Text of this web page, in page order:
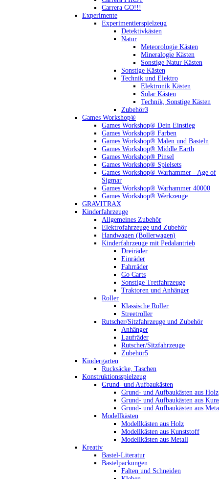
Carrera GO!!!
Experimente
Experimentierspielzeug
Detektivkästen
Natur
Meteorologie Kästen
Mineralogie Kästen
Sonstige Natur Kästen
Sonstige Kästen
Technik und Elektro
Elektronik Kästen
Solar Kästen
Technik, Sonstige Kästen
Zubehör3
Games Workshop®
Games Workshop® Dein Einstieg
Games Workshop® Farben
Games Workshop® Malen und Basteln
Games Workshop® Middle Earth
Games Workshop® Pinsel
Games Workshop® Spielsets
Games Workshop® Warhammer - Age of
Sigmar
Games Workshop® Warhammer 40000
Games Workshop® Werkzeuge
GRAVITRAX
Kinderfahrzeuge
Allgemeines Zubehör
Elektrofahrzeuge und Zubehör
Handwagen (Bollerwagen)
Kinderfahrzeuge mit Pedalantrieb
Dreiräder
Einräder
Fahrräder
Go Carts
Sonstige Tretfahrzeuge
Traktoren und Anhänger
Roller
Klassische Roller
Streetroller
Rutscher/Sitzfahrzeuge und Zubehör
Anhänger
Laufräder
Rutscher/Sitzfahrzeuge
Zubehör5
Kindergarten
Rucksäcke, Taschen
Konstruktionsspielzeug
Grund- und Aufbaukästen
Grund- und Aufbaukästen aus Holz
Grund- und Aufbaukästen aus
Grund- und Aufbaukästen aus
Modellkästen
Modellkästen aus Holz
Modellkästen aus Kunststoff
Modellkästen aus Metall
Kreativ
Bastel-Literatur
Bastelpackungen
Falten und Schneiden